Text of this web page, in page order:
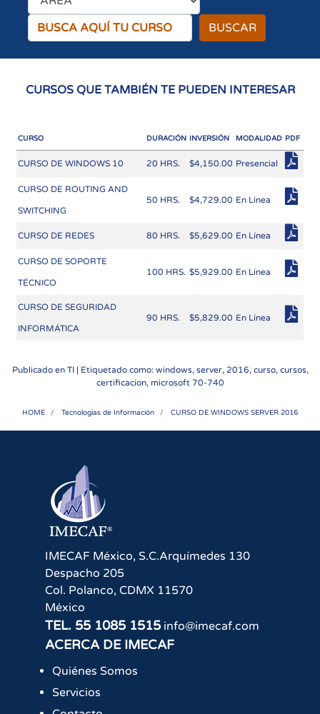
BUSCAR
CURSOS QUE TAMBIÉN TE PUEDEN INTERESAR
CURSO DURACIÓN INVERSIÓN MODALIDAD PDF
CURSO DE WINDOWS 10 20 HRS. $4,150.00 Presencial
CURSO DE ROUTING AND
SWITCHING
50 HRS. $4,729.00 En Línea
CURSO DE REDES 80 HRS. $5,629.00 En Línea
CURSO DE SOPORTE
TÉCNICO
100 HRS. $5,929.00 En Línea
CURSO DE SEGURIDAD
INFORMÁTICA
90 HRS. $5,829.00 En Línea
Publicado en TI| Etiquetado como: windows, server, 2016, curso, cursos,
certificacion, microsoft 70-740
HOME Tecnologías de Información CURSO DE WINDOWS SERVER 2016
IMECAF México, S.C.Arquímedes 130
Despacho 205
Col. Polanco, CDMX 11570
México
TEL. 55 1085 1515 info@imecaf.com
ACERCA DE IMECAF
Quiénes Somos
Servicios